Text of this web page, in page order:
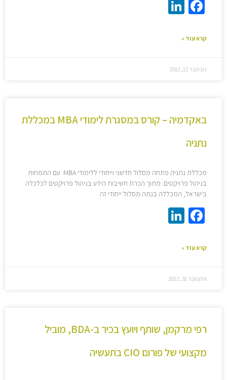
Facebook
קרא עוד »
נובמבר 12, 2012
באקדמיה – קורס במסגרת לימודי MBA במכללת
נתניה
מכללת נתניה פתחה מסלול חדשני וייחודי ללימודי MBA עם התמחות
בניהול פרויקטים. מתוך הכרת חשיבות הידע בניהול פרויקטים לכלכלה
בישראל, המכללה בנתה מסלול ייחודי זה
Facebook
קרא עוד »
אוקטובר 31, 2012
רפי מרקמן, שותף ויועץ בכיר ב-BDA, מוביל
מקצועי של פורום CIO בתעשיה